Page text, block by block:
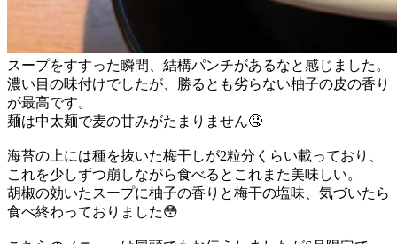
スープをすすった瞬間、結構パンチがあるなと感じました。
濃い目の味付けでしたが、勝るとも劣らない柚子の皮の香り
が最高です。
麺は中太麺で麦の甘みがたまりません🤤
海苔の上には種を抜いた梅干しが2粒分くらい載っており、
これを少しずつ崩しながら食べるとこれまた美味しい。
胡椒の効いたスープに柚子の香りと梅干の塩味、気づいたら
食べ終わっておりました😳